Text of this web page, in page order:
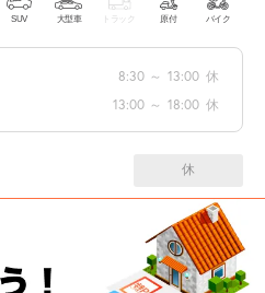
SUV 大型車 トラック 原付 バイク
8:30 ～ 13:00 休
13:00 ～ 18:00 休
休